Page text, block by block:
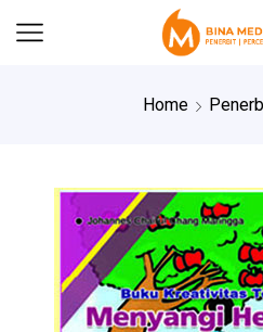
Home